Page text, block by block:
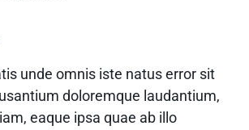
unde omnis iste natus error sit
doloremque laudantium,
eaque ipsa quae ab illo